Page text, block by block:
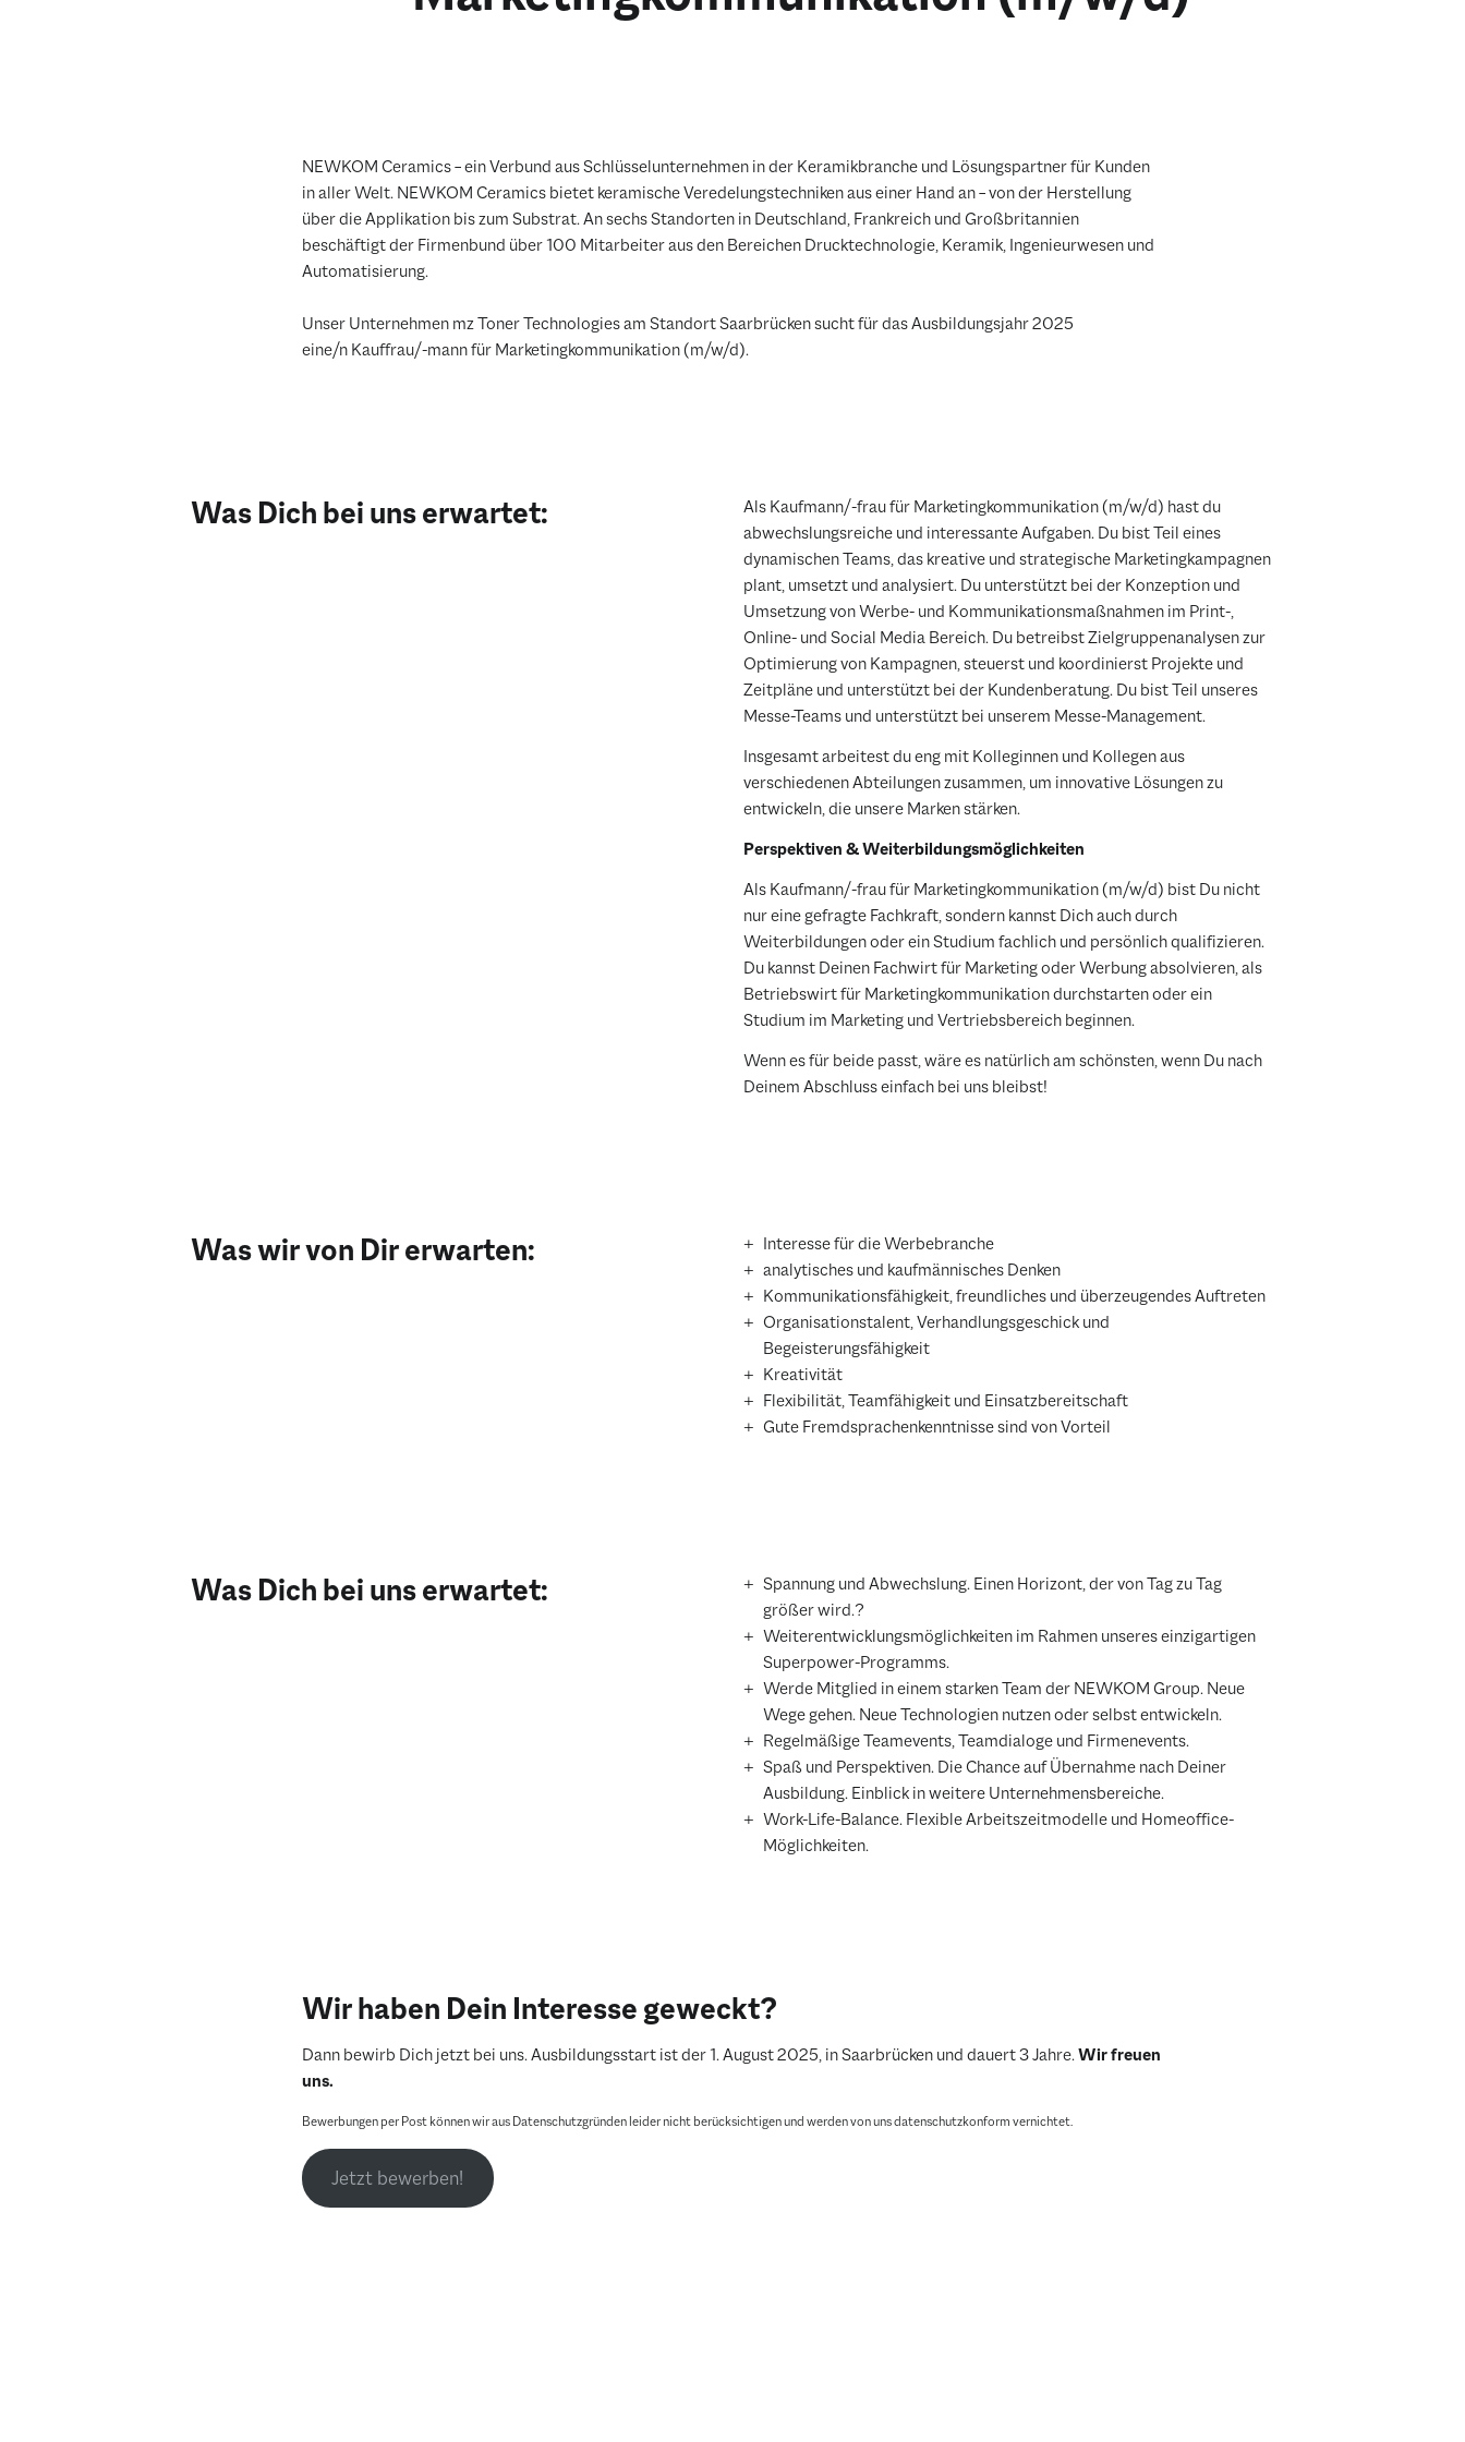
NEWKOM Ceramics – ein Verbund aus Schlüsselunternehmen in der Keramikbranche und Lösungspartner für Kunden
in aller Welt. NEWKOM Ceramics bietet keramische Veredelungstechniken aus einer Hand an – von der Herstellung
über die Applikation bis zum Substrat. An sechs Standorten in Deutschland, Frankreich und Großbritannien
beschäftigt der Firmenbund über 100 Mitarbeiter aus den Bereichen Drucktechnologie, Keramik, Ingenieurwesen und
Automatisierung.
Unser Unternehmen mz Toner Technologies am Standort Saarbrücken sucht für das Ausbildungsjahr 2025
eine/n Kauffrau/-mann für Marketingkommunikation (m/w/d).
Was Dich bei uns erwartet:
Als Kaufmann/-frau für Marketingkommunikation (m/w/d) hast du
abwechslungsreiche und interessante Aufgaben. Du bist Teil eines
dynamischen Teams, das kreative und strategische Marketingkampagnen
plant, umsetzt und analysiert. Du unterstützt bei der Konzeption und
Umsetzung von Werbe- und Kommunikationsmaßnahmen im Print-,
Online- und Social Media Bereich. Du betreibst Zielgruppenanalysen zur
Optimierung von Kampagnen, steuerst und koordinierst Projekte und
Zeitpläne und unterstützt bei der Kundenberatung. Du bist Teil unseres
Messe-Teams und unterstützt bei unserem Messe-Management.
Insgesamt arbeitest du eng mit Kolleginnen und Kollegen aus
verschiedenen Abteilungen zusammen, um innovative Lösungen zu
entwickeln, die unsere Marken stärken.
Perspektiven & Weiterbildungsmöglichkeiten
Als Kaufmann/-frau für Marketingkommunikation (m/w/d) bist Du nicht
nur eine gefragte Fachkraft, sondern kannst Dich auch durch
Weiterbildungen oder ein Studium fachlich und persönlich qualifizieren.
Du kannst Deinen Fachwirt für Marketing oder Werbung absolvieren, als
Betriebswirt für Marketingkommunikation durchstarten oder ein
Studium im Marketing und Vertriebsbereich beginnen.
Wenn es für beide passt, wäre es natürlich am schönsten, wenn Du nach
Deinem Abschluss einfach bei uns bleibst!
Was wir von Dir erwarten:
Interesse für die Werbebranche
analytisches und kaufmännisches Denken
Kommunikationsfähigkeit, freundliches und überzeugendes Auftreten
Organisationstalent, Verhandlungsgeschick und
Begeisterungsfähigkeit
Kreativität
Flexibilität, Teamfähigkeit und Einsatzbereitschaft
Gute Fremdsprachenkenntnisse sind von Vorteil
Was Dich bei uns erwartet:
Spannung und Abwechslung. Einen Horizont, der von Tag zu Tag
größer wird.?
Weiterentwicklungsmöglichkeiten im Rahmen unseres einzigartigen
Superpower-Programms.
Werde Mitglied in einem starken Team der NEWKOM Group. Neue
Wege gehen. Neue Technologien nutzen oder selbst entwickeln.
Regelmäßige Teamevents, Teamdialoge und Firmenevents.
Spaß und Perspektiven. Die Chance auf Übernahme nach Deiner
Ausbildung. Einblick in weitere Unternehmensbereiche.
Work-Life-Balance. Flexible Arbeitszeitmodelle und Homeoffice-
Möglichkeiten.
Wir haben Dein Interesse geweckt?
Dann bewirb Dich jetzt bei uns. Ausbildungsstart ist der 1. August 2025, in Saarbrücken und dauert 3 Jahre.Wir freuen
uns.
Bewerbungen per Post können wir aus Datenschutzgründen leider nicht berücksichtigen und werden von uns datenschutzkonform vernichtet.
Jetzt bewerben!